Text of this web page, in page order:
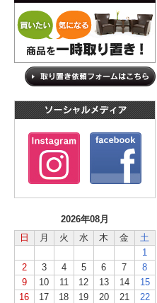
2026年08月
日
月 火 水 木 金
土
1
2
3 4 5 6 7
8
9
10 11 12 13 14
15
16
17 18 19 20 21
22